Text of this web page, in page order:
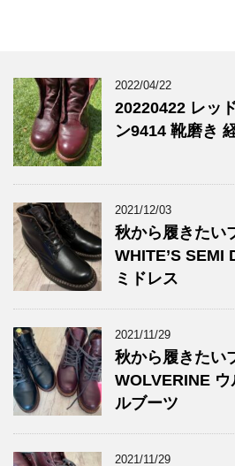
2022/04/22
20220422 レッ
ン9414 靴磨き
2021/12/03
秋から履きたい
WHITE’S SEMI
ミドレス
2021/11/29
秋から履きたい
WOLVERINE
ルブーツ
2021/11/29